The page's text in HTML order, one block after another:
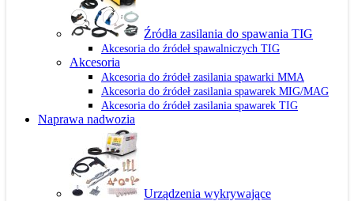
Źródła zasilania do spawania TIG
Akcesoria do źródeł spawalniczych TIG
Akcesoria
Akcesoria do źródeł zasilania spawarki MMA
Akcesoria do źródeł zasilania spawarek MIG/MAG
Akcesoria do źródeł zasilania spawarek TIG
Naprawa nadwozia
Urządzenia wykrywające